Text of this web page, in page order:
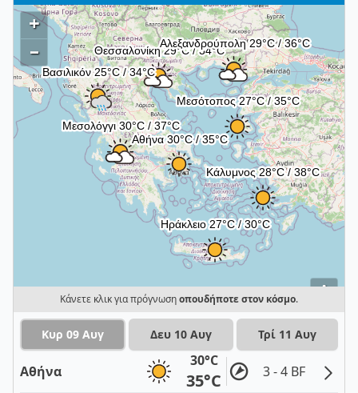
i
+
–
Κάνετε κλικ για πρόγνωσηοπουδήποτε στον κόσμο.
Κυρ 09 Αυγ Δευ 10 Αυγ Τρί 11 Αυγ
Αθήνα
30°C
35°C 3 - 4 BF